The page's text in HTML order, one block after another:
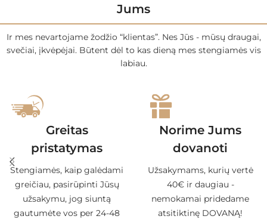
Jums
Ir mes nevartojame žodžio “klientas”. Nes Jūs - mūsų draugai,
svečiai, įkvėpėjai. Būtent dėl to kas dieną mes stengiamės vis
labiau.
Greitas
pristatymas
Stengiamės, kaip galėdami
greičiau, pasirūpinti Jūsų
užsakymu, jog siuntą
gautumėte vos per 24-48
Norime Jums
dovanoti
Užsakymams, kurių vertė
40€ ir daugiau -
nemokamai pridedame
atsitiktinę DOVANĄ!